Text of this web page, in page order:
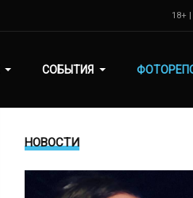
18+ |
СОБЫТИЯ
НОВОСТИ